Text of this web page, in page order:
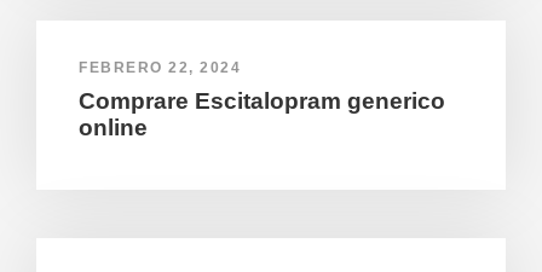
FEBRERO 22, 2024
Comprare Escitalopram generico
online